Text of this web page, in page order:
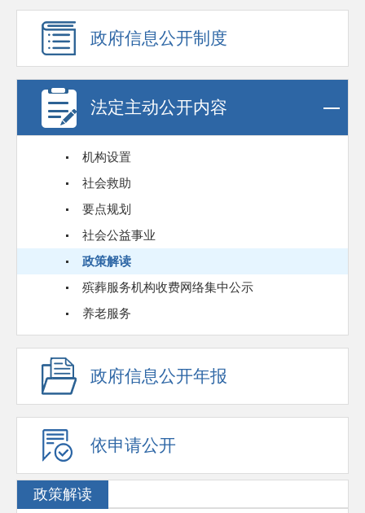
政府信息公开制度
法定主动公开内容
机构设置
社会救助
要点规划
社会公益事业
政策解读
殡葬服务机构收费网络集中公示
养老服务
政府信息公开年报
依申请公开
政策解读